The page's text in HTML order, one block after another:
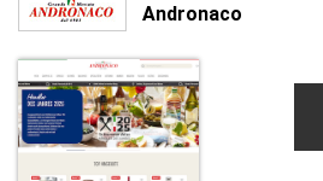
Andronaco